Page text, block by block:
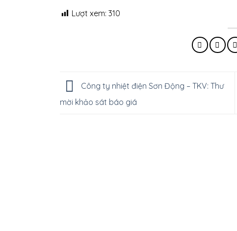
Lượt xem: 310
Công ty nhiệt điện Sơn Động – TKV: Thư
mời khảo sát báo giá